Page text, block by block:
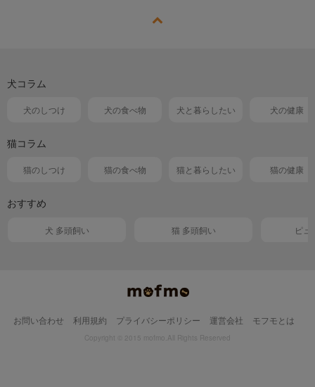
犬コラム
犬のしつけ 犬の食べ物 犬と暮らしたい 犬の健康
猫コラム
猫のしつけ 猫の食べ物 猫と暮らしたい 猫の健康
おすすめ
犬 多頭飼い 猫 多頭飼い ピュ
お問い合わせ 利用規約 プライバシーポリシー 運営会社 モフモとは
Copyright © 2015 mofmo.All Rights Reserved